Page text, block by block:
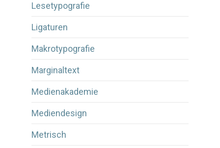
Lesetypografie
Ligaturen
Makrotypografie
Marginaltext
Medienakademie
Mediendesign
Metrisch